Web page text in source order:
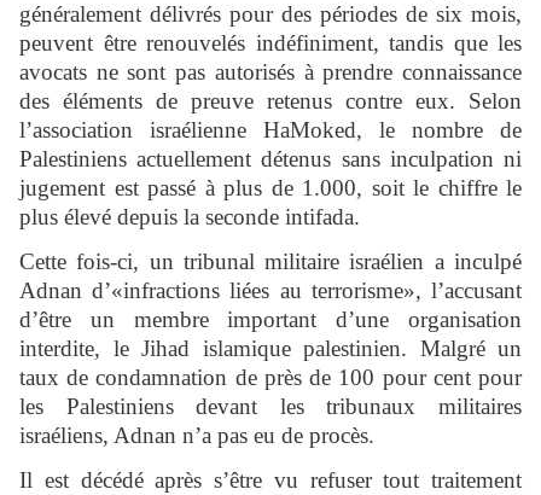
généralement délivrés pour des périodes de six mois,
peuvent être renouvelés indéfiniment, tandis que les
avocats ne sont pas autorisés à prendre connaissance
des éléments de preuve retenus contre eux. Selon
l’association israélienne HaMoked, le nombre de
Palestiniens actuellement détenus sans inculpation ni
jugement est passé à plus de 1.000, soit le chiffre le
plus élevé depuis la seconde intifada.
Cette fois-ci, un tribunal militaire israélien a inculpé
Adnan d’«infractions liées au terrorisme», l’accusant
d’être un membre important d’une organisation
interdite, le Jihad islamique palestinien. Malgré un
taux de condamnation de près de 100 pour cent pour
les Palestiniens devant les tribunaux militaires
israéliens, Adnan n’a pas eu de procès.
Il est décédé après s’être vu refuser tout traitement